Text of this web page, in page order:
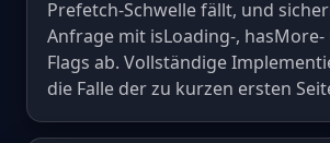
Prefetch-Schwelle fällt, und
Anfrage mit isLoading-,
Flags ab. Vollständige
die Falle der zu kurzen ersten